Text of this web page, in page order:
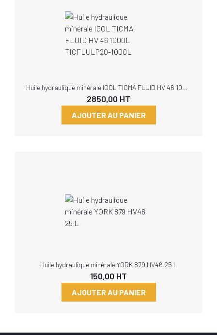
2850,00 HT
AJOUTER AU PANIER
Huile hydraulique minérale YORK 879 HV46 25 L
150,00 HT
AJOUTER AU PANIER